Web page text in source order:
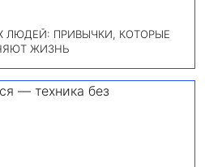
ЛЮДЕЙ: ПРИВЫЧКИ, КОТОРЫЕ
ЖИЗНЬ